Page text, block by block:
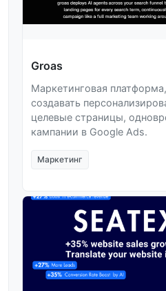
Groas
Маркетинговая
создавать
целевые страницы,
кампании в Google Ads.
Маркетинг